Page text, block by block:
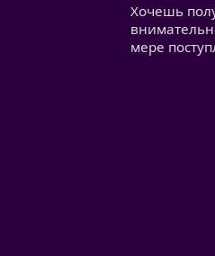
Хочешь
мере